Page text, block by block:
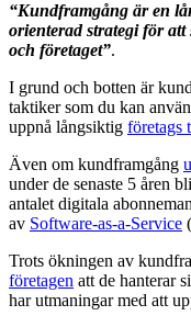
“Kundframgång är en
orienterad strategi för
och företaget”.
I grund och botten är
taktiker som du kan
uppnå långsiktig företags
Även om kundframgång
under de senaste 5 åren
antalet digitala
av Software-as-a-Service
Trots ökningen av
företagen att de hanterar
har utmaningar med att